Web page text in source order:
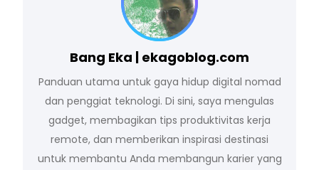
Bang Eka | ekagoblog.com
Panduan utama untuk gaya hidup digital nomad
dan penggiat teknologi. Di sini, saya mengulas
gadget, membagikan tips produktivitas kerja
remote, dan memberikan inspirasi destinasi
untuk membantu Anda membangun karier yang